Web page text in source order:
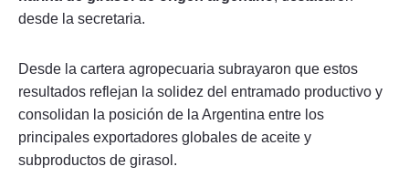
desde la secretaria.
Desde la cartera agropecuaria subrayaron que estos
resultados reflejan la solidez del entramado productivo y
consolidan la posición de la Argentina entre los
principales exportadores globales de aceite y
subproductos de girasol.